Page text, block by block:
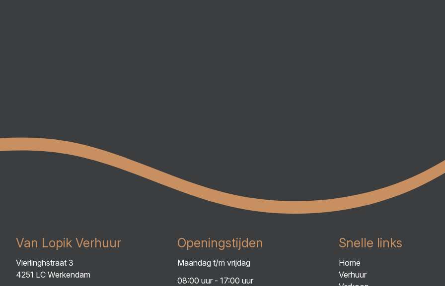
Van Lopik Verhuur
Vierlinghstraat 3
4251 LC Werkendam
Openingstijden
Maandag t/m vrijdag
08:00 uur - 17:00 uur
Snelle links
Home
Verhuur